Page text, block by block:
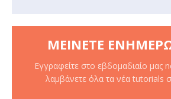
ΜΕΊΝΕΤΕ
Εγγραφείτε στο εβδομαδιαίο μας
λαμβάνετε όλα τα νέα tutorials